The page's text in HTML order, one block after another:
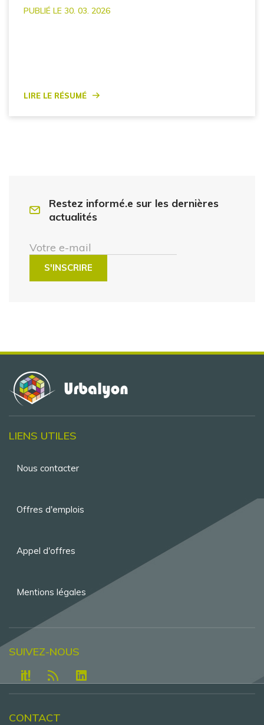
PUBLIÉ LE 30. 03. 2026
Lire le résumé
Restez informé.e sur les dernières
actualités
Votre e-mail
LIENS UTILES
Menu
de
Nous contacter
Offres d'emplois
Appel d'offres
Mentions légales
CONTACT
SUIVEZ-NOUS